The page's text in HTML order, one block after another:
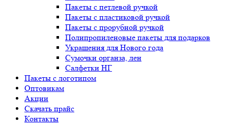
Пакеты с петлевой ручкой
Пакеты с пластиковой ручкой
Пакеты с прорубной ручкой
Полипропиленовые пакеты для подарков
Украшения для Нового года
Сумочки органза, лен
Салфетки НГ
Пакеты с логотипом
Оптовикам
Акции
Скачать прайс
Контакты